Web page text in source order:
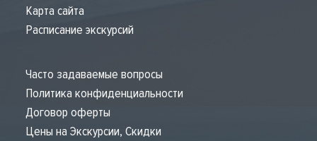
Карта сайта
Расписание экскурсий
Часто задаваемые вопросы
Политика конфиденциальности
Договор оферты
Цены на Экскурсии, Скидки